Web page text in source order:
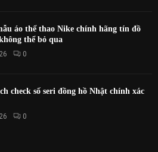
áo thể thao Nike chính hãng tín đồ
thể bỏ qua
0
check số seri đồng hồ Nhật chính xác
0